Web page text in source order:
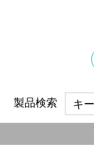
製品検索